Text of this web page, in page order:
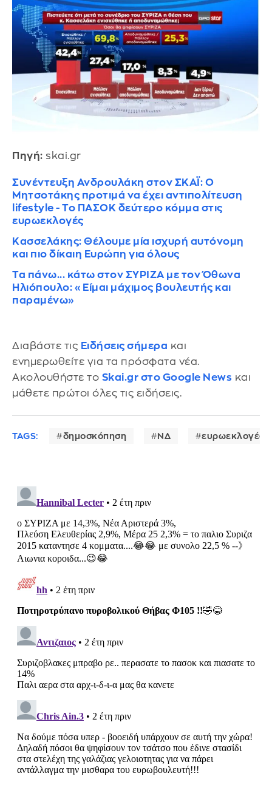
Πηγή: skai.gr
Συνέντευξη Ανδρουλάκη στον ΣΚΑΪ: Ο
Μητσοτάκης προτιμά να έχει αντιπολίτευση
lifestyle - Το ΠΑΣΟΚ δεύτερο κόμμα στις
ευρωεκλογές
Κασσελάκης: Θέλουμε μία ισχυρή αυτόνομη
και πιο δίκαιη Ευρώπη για όλους
Τα πάνω... κάτω στον ΣΥΡΙΖΑ με τον Όθωνα
Ηλιόπουλο: «Είμαι μάχιμος βουλευτής και
παραμένω»
Διαβάστε τις Ειδήσεις σήμερα και
ενημερωθείτε για τα πρόσφατα νέα.
Ακολουθήστε το Skai.gr στο Google News και
μάθετε πρώτοι όλες τις ειδήσεις.
TAGS: δημοσκόπηση ΝΔ ευρωεκλογές